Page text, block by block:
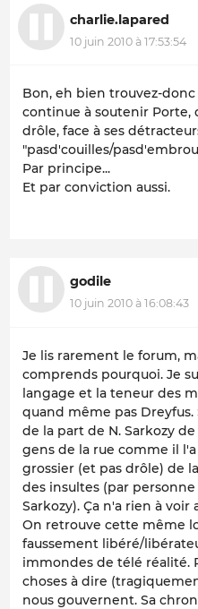
charlie.lapared
10 juin 2010 à 17:53:54
Bon, eh bien trouvez-
continue à soutenir Porte,
drôle, face à ses
"pasd'couilles/
Par principe...
Et par conviction aussi.
godile
10 juin 2010 à 16:08:43
Je lis rarement le forum,
comprends pourquoi. Je
langage et la teneur des
quand même pas
de la part de N. Sarkozy
gens de la rue comme il
grossier (et pas drôle) de
des insultes (par personne
Sarkozy). Ça n'a rien à
On retrouve cette même
faussement libéré/
immondes de télé réalité.
choses à dire
nous gouvernent. Sa